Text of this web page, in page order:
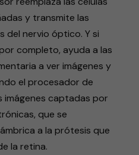
y transmite las
del nervio óptico. Y si
completo, ayuda a las
a ver imágenes y
el procesador de
imágenes captadas por
que se
a la prótesis que
la retina.